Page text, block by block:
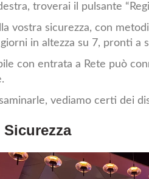
troverai il pulsante
vostra sicurezza, con
in altezza su 7, pronti a
con entrata a Rete può
vediamo certi dei